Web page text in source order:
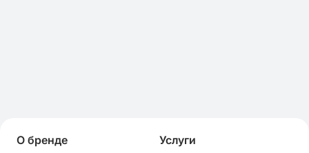
О бренде
Услуги